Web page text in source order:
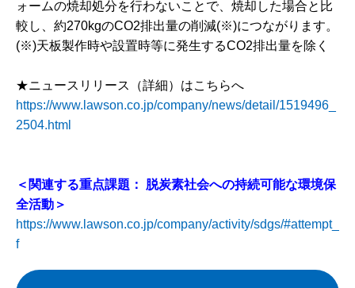
ォームの焼却処分を行わないことで、焼却した場合と比
較し、約270kgのCO2排出量の削減(※)につながります。
(※)天板製作時や設置時等に発生するCO2排出量を除く
★ニュースリリース（詳細）はこちらへ
https://www.lawson.co.jp/company/news/detail/1519496_
2504.html
＜関連する重点課題： 脱炭素社会への持続可能な環境保
全活動＞
https://www.lawson.co.jp/company/activity/sdgs/#attempt_
f